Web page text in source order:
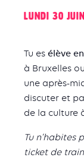
lundi 30 juin
Tu es élève
à Bruxelles
une après-
discuter et
de la culture
Tu n’habites
ticket de